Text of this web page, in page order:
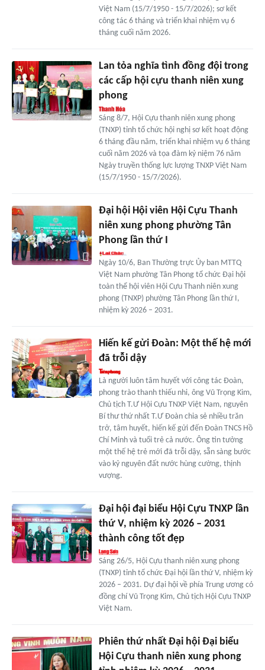
Việt Nam (15/7/1950 - 15/7/2026); sơ kết
công tác 6 tháng và triển khai nhiệm vụ 6
tháng cuối năm 2026.
Lan tỏa nghĩa tình đồng đội trong
các cấp hội cựu thanh niên xung
phong
Sáng 8/7, Hội Cựu thanh niên xung phong
(TNXP) tỉnh tổ chức hội nghị sơ kết hoạt động
6 tháng đầu năm, triển khai nhiệm vụ 6 tháng
cuối năm 2026 và tọa đàm kỷ niệm 76 năm
Ngày truyền thống lực lượng TNXP Việt Nam
(15/7/1950 - 15/7/2026).
Đại hội Hội viên Hội Cựu Thanh
niên xung phong phường Tân
Phong lần thứ I
Ngày 10/6, Ban Thường trực Ủy ban MTTQ
Việt Nam phường Tân Phong tổ chức Đại hội
toàn thể hội viên Hội Cựu Thanh niên xung
phong (TNXP) phường Tân Phong lần thứ I,
nhiệm kỳ 2026 – 2031.
Hiến kế gửi Đoàn: Một thế hệ mới
đã trỗi dậy
Là người luôn tâm huyết với công tác Đoàn,
phong trào thanh thiếu nhi, ông Vũ Trọng Kim,
Chủ tịch T.Ư Hội Cựu TNXP Việt Nam, nguyên
Bí thư thứ nhất T.Ư Đoàn chia sẻ nhiều trăn
trở, tâm huyết, hiến kế gửi đến Đoàn TNCS Hồ
Chí Minh và tuổi trẻ cả nước. Ông tin tưởng
một thế hệ trẻ mới đã trỗi dậy, sẵn sàng bước
vào kỷ nguyên đất nước hùng cường, thịnh
vượng.
Đại hội đại biểu Hội Cựu TNXP lần
thứ V, nhiệm kỳ 2026 – 2031
thành công tốt đẹp
Sáng 26/5, Hội Cựu thanh niên xung phong
(TNXP) tỉnh tổ chức Đại hội lần thứ V, nhiệm kỳ
2026 – 2031. Dự đại hội về phía Trung ương có
đồng chí Vũ Trọng Kim, Chủ tịch Hội Cựu TNXP
Việt Nam.
Phiên thứ nhất Đại hội Đại biểu
Hội Cựu thanh niên xung phong